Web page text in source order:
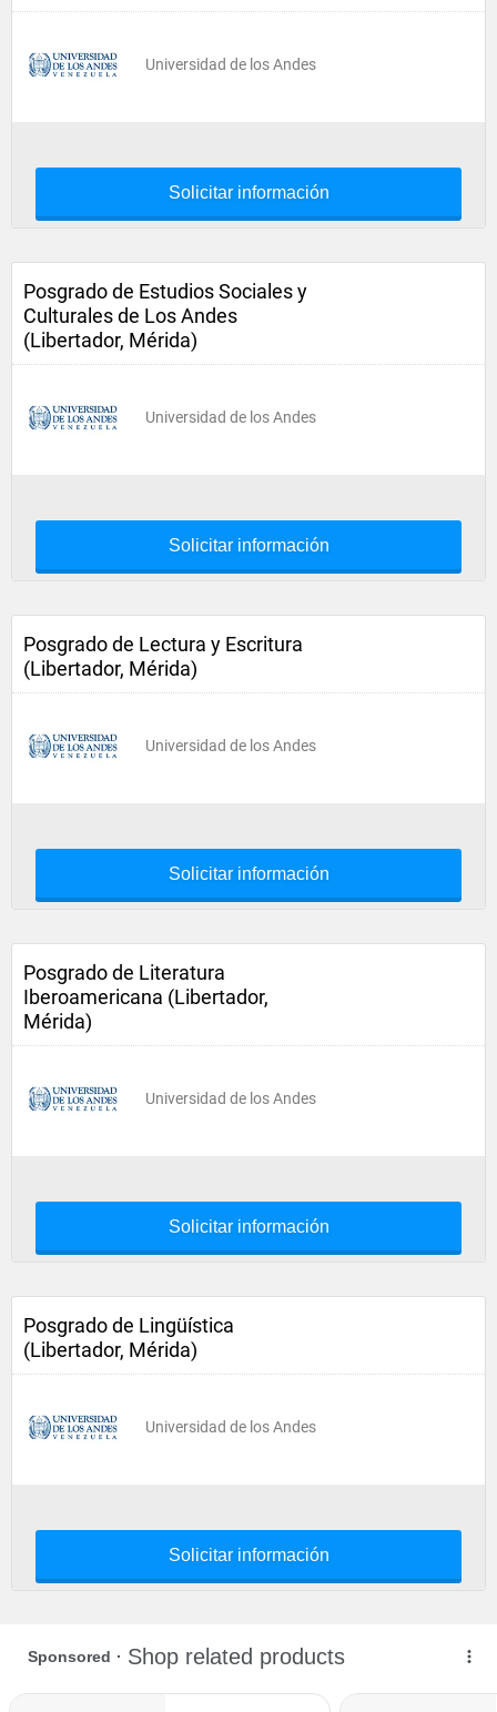
Universidad de los Andes
Solicitar información
Posgrado de Estudios Sociales y
Culturales de Los Andes
(Libertador, Mérida)
Universidad de los Andes
Solicitar información
Posgrado de Lectura y Escritura
(Libertador, Mérida)
Universidad de los Andes
Solicitar información
Posgrado de Literatura
Iberoamericana (Libertador,
Mérida)
Universidad de los Andes
Solicitar información
Posgrado de Lingüística
(Libertador, Mérida)
Universidad de los Andes
Solicitar información